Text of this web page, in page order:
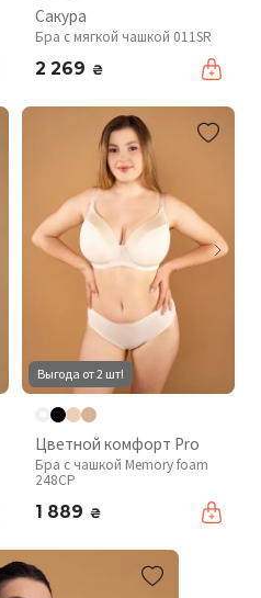
Сакура
Бра с мягкой чашкой 011SR
2 269 ₴
Выгода от 2 шт!
Цветной комфорт Pro
Бра с чашкой Memory foam
248CP
1 889 ₴